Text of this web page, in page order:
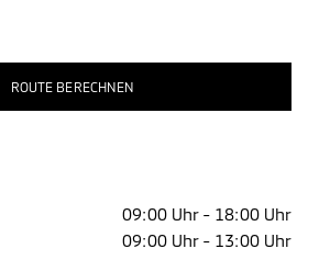
ROUTE BERECHNEN
09:00 Uhr - 18:00 Uhr
09:00 Uhr - 13:00 Uhr